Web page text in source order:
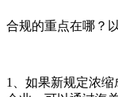
合规的重点在哪？
1、如果新规定浓